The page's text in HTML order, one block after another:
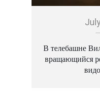
В телебашне
вращающийся